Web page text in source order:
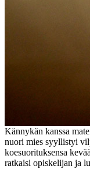
Kännykän kanssa
nuori mies syyllistyi
koesuorituksensa
ratkaisi opiskelijan ja